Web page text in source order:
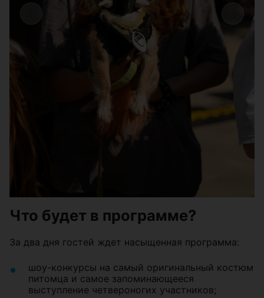
Что будет в программе?
За два дня гостей ждет насыщенная программа:
шоу-конкурсы на самый оригинальный костюм
питомца и самое запоминающееся
выступление четвероногих участников;